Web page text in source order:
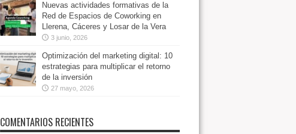
Nuevas actividades formativas de la
Red de Espacios de Coworking en
Llerena, Cáceres y Losar de la Vera
3 junio, 2026
Optimización del marketing digital: 10
estrategias para multiplicar el retorno
de la inversión
27 mayo, 2026
COMENTARIOS RECIENTES